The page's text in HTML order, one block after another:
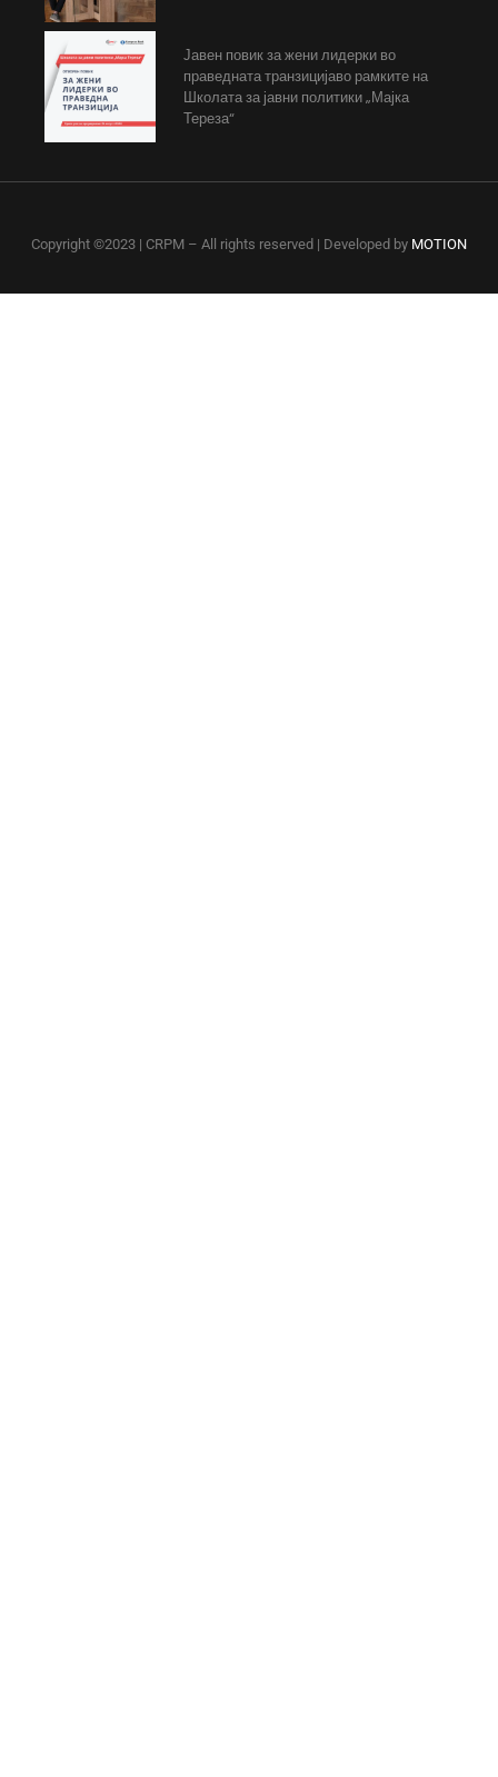
Јавен повик за жени лидерки во
праведната транзицијаво рамките на
Школата за јавни политики „Мајка
Тереза“
Copyright ©2023 | CRPM – All rights reserved | Developed by MOTION